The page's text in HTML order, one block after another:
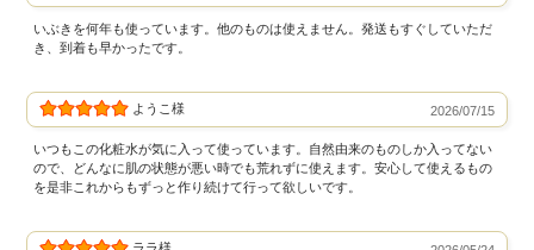
いぶきを何年も使っています。他のものは使えません。発送もすぐしていただ
き、到着も早かったです。
ようこ様 2026/07/15
いつもこの化粧水が気に入って使っています。自然由来のものしか入ってない
ので、どんなに肌の状態が悪い時でも荒れずに使えます。安心して使えるもの
を是非これからもずっと作り続けて行って欲しいです。